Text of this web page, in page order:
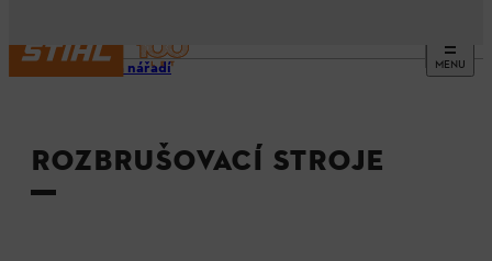
MENU
Stroje a nářadí
ROZBRUŠOVACÍ STROJE